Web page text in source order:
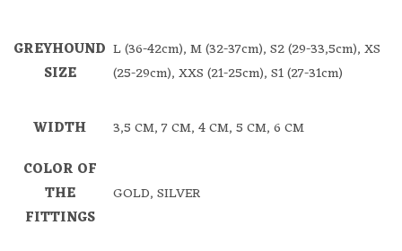
GREYHOUND
SIZE
L (36-42cm), M (32-37cm), S2 (29-33,5cm), XS
(25-29cm), XXS (21-25cm), S1 (27-31cm)
WIDTH
3,5 CM, 7 CM, 4 CM, 5 CM, 6 CM
COLOR OF
THE
FITTINGS
GOLD, SILVER